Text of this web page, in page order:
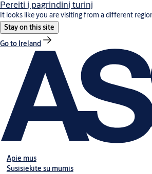
Pereiti į pagrindinį turinį
It looks like you are visiting from a different
Stay on this site
Go to Ireland
Apie mus
Susisiekite su mumis